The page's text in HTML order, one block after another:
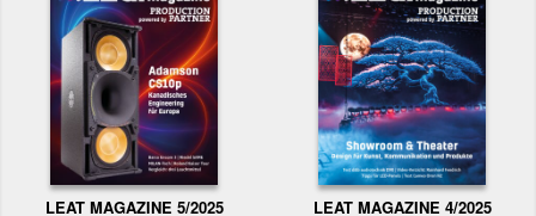
LEAT MAGAZINE 5/2025 LEAT MAGAZINE 4/2025